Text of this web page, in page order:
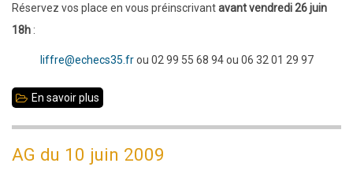
Réservez vos place en vous préinscrivantavant vendredi 26 juin
18h :
liffre@echecs35.frou 02 99 55 68 94 ou 06 32 01 29 97
En savoir plus
juin
AG du 10 juin 2009